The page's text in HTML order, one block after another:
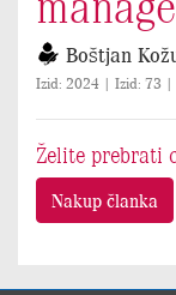
Boštjan
Izid: 2024 | Izid: 73 |
Želite prebrati
Nakup članka